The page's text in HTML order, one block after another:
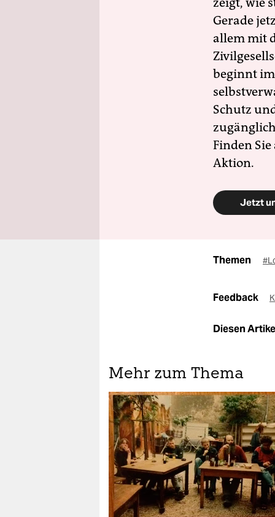
Gerade
allem mit
beginnt
Schutz
Finden
Aktion.
Jetzt
Themen
Feedback
Diesen
Mehr zum Thema